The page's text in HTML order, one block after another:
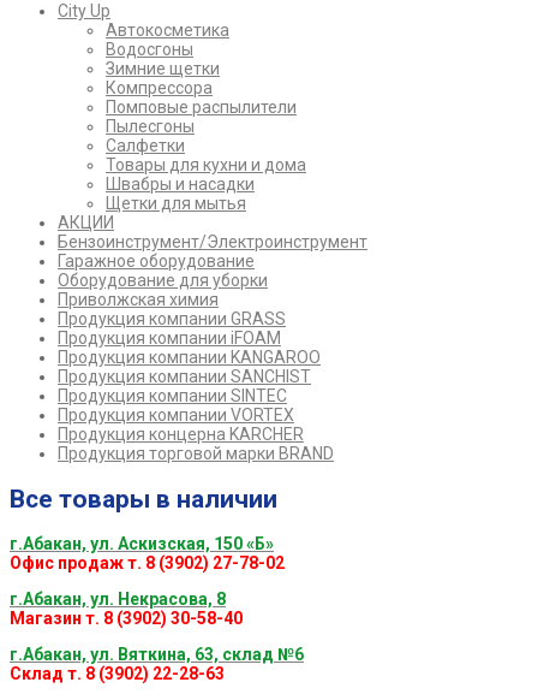
City Up
Автокосметика
Водосгоны
Зимние щетки
Компрессора
Помповые распылители
Пылесгоны
Салфетки
Товары для кухни и дома
Швабры и насадки
Щетки для мытья
АКЦИИ
Бензоинструмент/Электроинструмент
Гаражное оборудование
Оборудование для уборки
Приволжская химия
Продукция компании GRASS
Продукция компании iFOAM
Продукция компании KANGAROO
Продукция компании SANCHIST
Продукция компании SINTEC
Продукция компании VORTEX
Продукция концерна KARCHER
Продукция торговой марки BRAND
Все товары в наличии
г.Абакан, ул. Аскизская, 150 «Б»
Офис продаж т. 8 (3902) 27-78-02
г.Абакан, ул. Некрасова, 8
Магазин т. 8 (3902) 30-58-40
г.Абакан, ул. Вяткина, 63, склад №6
Склад т. 8 (3902) 22-28-63